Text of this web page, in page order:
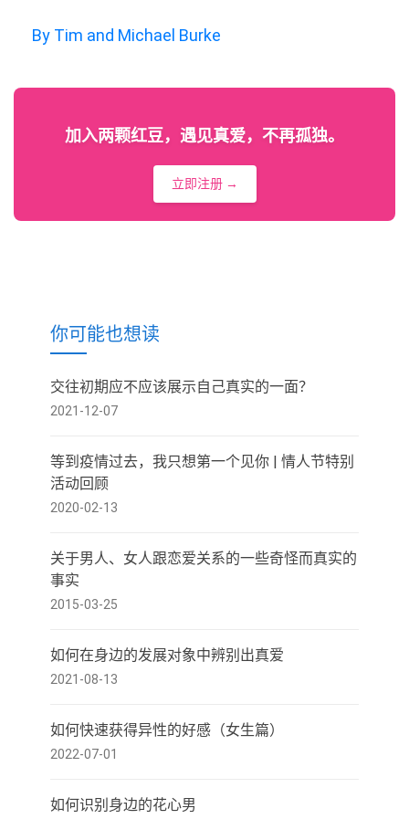
By Tim and Michael Burke
加入两颗红豆，遇见真爱，不再孤独。
立即注册 →
你可能也想读
交往初期应不应该展示自己真实的一面？
2021-12-07
等到疫情过去，我只想第一个见你 | 情人节特别
活动回顾
2020-02-13
关于男人、女人跟恋爱关系的一些奇怪而真实的
事实
2015-03-25
如何在身边的发展对象中辨别出真爱
2021-08-13
如何快速获得异性的好感（女生篇）
2022-07-01
如何识别身边的花心男